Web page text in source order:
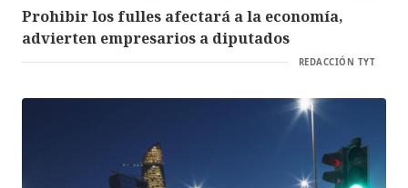
Prohibir los fulles afectará a la economía,
advierten empresarios a diputados
REDACCIÓN TYT